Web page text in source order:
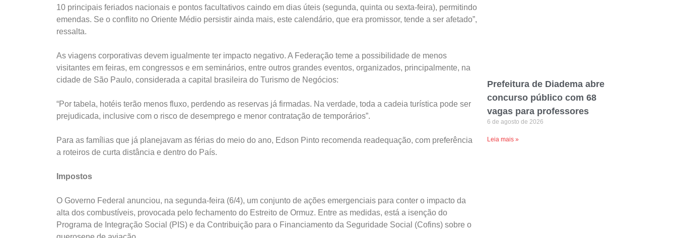
10 principais feriados nacionais e pontos facultativos caindo em dias úteis (segunda, quinta ou sexta-feira), permitindo
emendas. Se o conflito no Oriente Médio persistir ainda mais, este calendário, que era promissor, tende a ser afetado”,
ressalta.
As viagens corporativas devem igualmente ter impacto negativo. A Federação teme a possibilidade de menos
visitantes em feiras, em congressos e em seminários, entre outros grandes eventos, organizados, principalmente, na
cidade de São Paulo, considerada a capital brasileira do Turismo de Negócios:
“Por tabela, hotéis terão menos fluxo, perdendo as reservas já firmadas. Na verdade, toda a cadeia turística pode ser
prejudicada, inclusive com o risco de desemprego e menor contratação de temporários”.
Para as famílias que já planejavam as férias do meio do ano, Edson Pinto recomenda readequação, com preferência
a roteiros de curta distância e dentro do País.
Impostos
O Governo Federal anunciou, na segunda-feira (6/4), um conjunto de ações emergenciais para conter o impacto da
alta dos combustíveis, provocada pelo fechamento do Estreito de Ormuz. Entre as medidas, está a isenção do
Programa de Integração Social (PIS) e da Contribuição para o Financiamento da Seguridade Social (Cofins) sobre o
Prefeitura de Diadema abre
concurso público com 68
vagas para professores
6 de agosto de 2026
Leia mais »